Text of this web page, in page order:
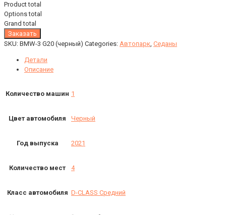
Product total
Options total
Grand total
Заказать
SKU: BMW-3 G20 (черный) Categories: Автопарк, Седаны
Детали
Описание
Количество машин 1
Цвет автомобиля Черный
Год выпуска 2021
Количество мест 4
Класс автомобиля D-CLASS Средний